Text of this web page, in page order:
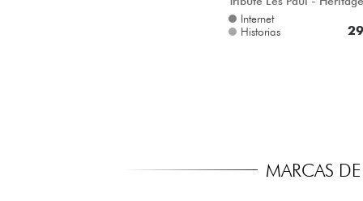
sunburst
Internet
Historias
MARCAS